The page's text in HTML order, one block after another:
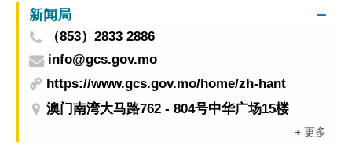
新闻局
（853）2833 2886
info@gcs.gov.mo
https://www.gcs.gov.mo/home/zh-hant
澳门南湾大马路762 - 804号中华广场15楼
+ 更多